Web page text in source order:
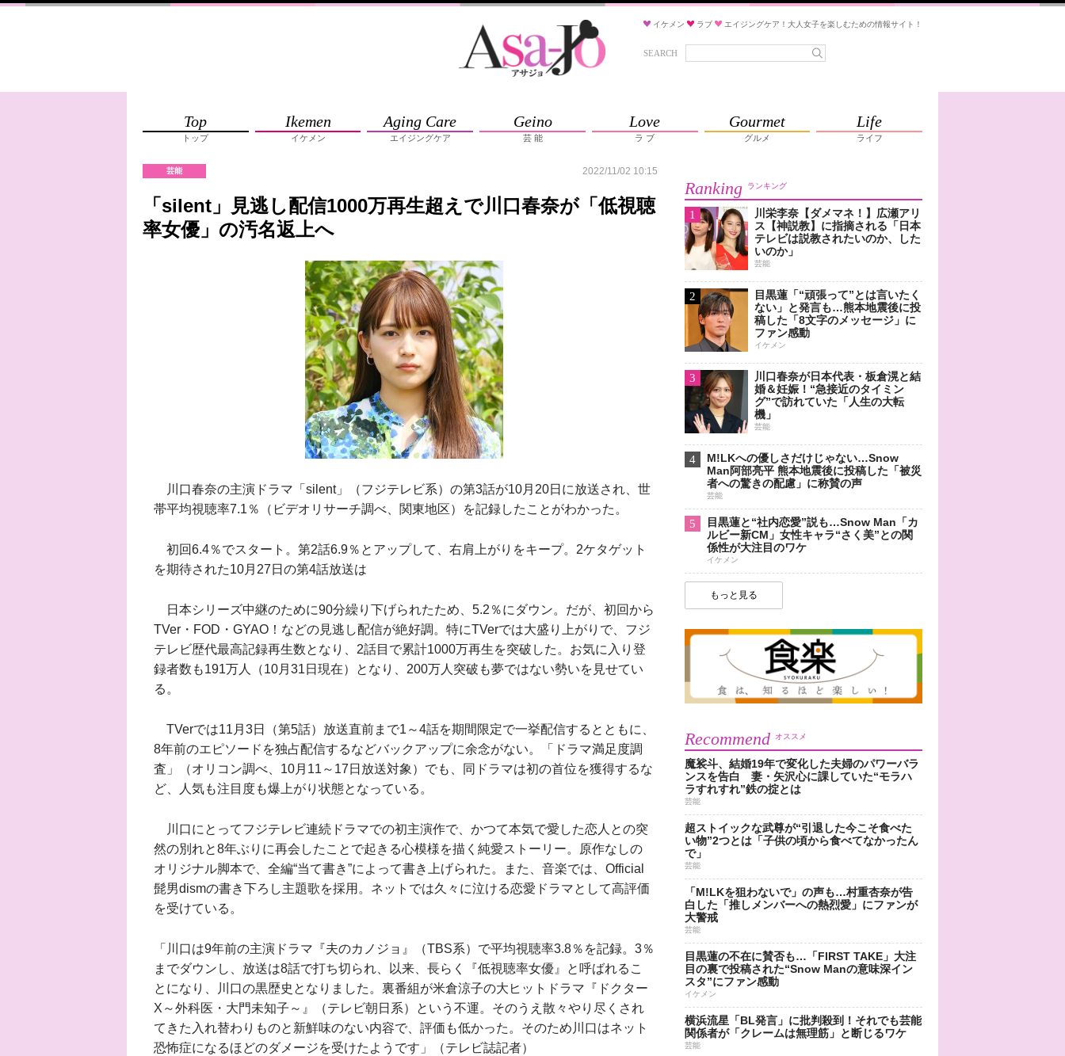
イケメン ラブ エイジングケア！大人女子を楽しむための情報サイト！
SEARCH
Top
トップ
Ikemen
イケメン
Aging Care
エイジングケア
Geino
芸 能
Love
ラ ブ
Gourmet
グルメ
Life
ライフ
芸能 2022/11/02 10:15
「silent」見逃し配信1000万再生超えで川口春奈が「低視聴
率女優」の汚名返上へ
川口春奈の主演ドラマ「silent」（フジテレビ系）の第3話が10月20日に放送され、世
帯平均視聴率7.1％（ビデオリサーチ調べ、関東地区）を記録したことがわかった。
初回6.4％でスタート。第2話6.9％とアップして、右肩上がりをキープ。2ケタゲット
を期待された10月27日の第4話放送は
日本シリーズ中継のために90分繰り下げられたため、5.2％にダウン。だが、初回から
TVer・FOD・GYAO！などの見逃し配信が絶好調。特にTVerでは大盛り上がりで、フジ
テレビ歴代最高記録再生数となり、2話目で累計1000万再生を突破した。お気に入り登
録者数も191万人（10月31日現在）となり、200万人突破も夢ではない勢いを見せてい
る。
TVerでは11月3日（第5話）放送直前まで1～4話を期間限定で一挙配信するとともに、
8年前のエピソードを独占配信するなどバックアップに余念がない。「ドラマ満足度調
査」（オリコン調べ、10月11～17日放送対象）でも、同ドラマは初の首位を獲得するな
ど、人気も注目度も爆上がり状態となっている。
川口にとってフジテレビ連続ドラマでの初主演作で、かつて本気で愛した恋人との突
然の別れと8年ぶりに再会したことで起きる心模様を描く純愛ストーリー。原作なしの
オリジナル脚本で、全編“当て書き”によって書き上げられた。また、音楽では、Official
髭男dismの書き下ろし主題歌を採用。ネットでは久々に泣ける恋愛ドラマとして高評価
を受けている。
「川口は9年前の主演ドラマ『夫のカノジョ』（TBS系）で平均視聴率3.8％を記録。3％
までダウンし、放送は8話で打ち切られ、以来、長らく『低視聴率女優』と呼ばれるこ
とになり、川口の黒歴史となりました。裏番組が米倉涼子の大ヒットドラマ『ドクター
X～外科医・大門未知子～』（テレビ朝日系）という不運。そのうえ散々やり尽くされ
てきた入れ替わりものと新鮮味のない内容で、評価も低かった。そのため川口はネット
恐怖症になるほどのダメージを受けたようです」（テレビ誌記者）
Ranking ランキング
1
川栄李奈【ダメマネ！】広瀬アリ
ス【神説教】に指摘される「日本
テレビは説教されたいのか、した
いのか」
芸能
2
目黒蓮「“頑張って”とは言いたく
ない」と発言も…熊本地震後に投
稿した「8文字のメッセージ」に
ファン感動
イケメン
3
川口春奈が日本代表・板倉滉と結
婚＆妊娠！“急接近のタイミン
グ”で訪れていた「人生の大転
機」
芸能
4
M!LKへの優しさだけじゃない…Snow
Man阿部亮平 熊本地震後に投稿した「被災
者への驚きの配慮」に称賛の声
芸能
5
目黒蓮と“社内恋愛”説も…Snow Man「カ
ルビー新CM」女性キャラ“さく美”との関
係性が大注目のワケ
イケメン
もっと見る
Recommend オススメ
魔裟斗、結婚19年で変化した夫婦のパワーバラ
ンスを告白 妻・矢沢心に課していた“モラハ
ラすれすれ”鉄の掟とは
芸能
超ストイックな武尊が“引退した今こそ食べた
い物”2つとは「子供の頃から食べてなかったん
で」
芸能
「M!LKを狙わないで」の声も…村重杏奈が告
白した「推しメンバーへの熱烈愛」にファンが
大警戒
芸能
目黒蓮の不在に賛否も…「FIRST TAKE」大注
目の裏で投稿された“Snow Manの意味深イン
スタ”にファン感動
イケメン
横浜流星「BL発言」に批判殺到！それでも芸能
関係者が「クレームは無理筋」と断じるワケ
芸能